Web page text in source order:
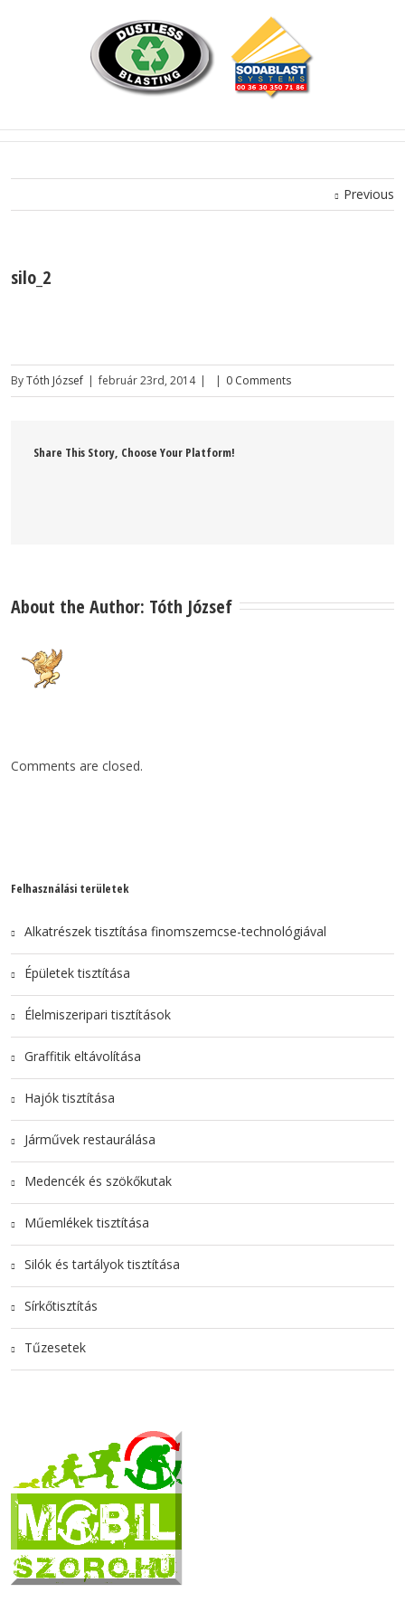
Previous
silo_2
ByTóth József | február 23rd, 2014 | | 0 Comments
Share This Story, Choose Your Platform!
About the Author: Tóth József
Comments are closed.
Felhasználási területek
Alkatrészek tisztítása finomszemcse-technológiával
Épületek tisztítása
Élelmiszeripari tisztítások
Graffitik eltávolítása
Hajók tisztítása
Járművek restaurálása
Medencék és szökőkutak
Műemlékek tisztítása
Silók és tartályok tisztítása
Sírkőtisztítás
Tűzesetek